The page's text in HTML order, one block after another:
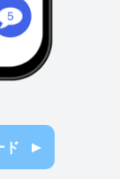
ド